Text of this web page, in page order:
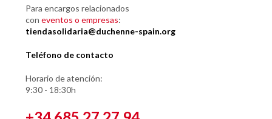
Para encargos relacionados
con eventos o empresas:
tiendasolidaria@duchenne-spain.org
Teléfono de contacto
Horario de atención:
9:30 - 18:30h